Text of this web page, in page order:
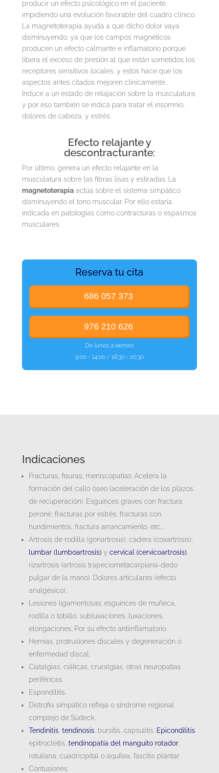
producir un efecto psicológico en el paciente,
impidiendo una evolución favorable del cuadro clínico.
La magnetoterapia ayuda a que dicho dolor vaya
disminuyendo, ya que los campos magnéticos
producen un efecto calmante e inflamatorio porque
libera el exceso de presión al que están sometidos los
receptores sensitivos locales, y estos hace que los
aspectos antes citados mejoren clínicamente.
Induce a un estado de relajación sobre la musculatura,
y por eso también se indica para tratar el insomnio,
dolores de cabeza, y estrés.
Efecto relajante y
descontracturante:
Por último, genera un efecto relajante en la
musculatura sobre las fibras lisas y estiradas. La
magnetoterapiaactúa sobre el sistema simpático
disminuyendo el tono muscular. Por ello estaría
indicada en patologías como contracturas o espasmos
musculares.
Reserva tu cita
686 057 373
976 210 626
De lunes a viernes
9:00 - 14:00 / 16:30 - 20:30
Indicaciones
Fracturas, fisuras, meniscopatías. Acelera la
formación del callo óseo (aceleración de los plazos
de recuperación). Esguinces graves con fractura
peroné, fracturas por estrés, fracturas con
hundimientos, fractura arrancamiento, etc….
Artrosis de rodilla (gonartrosis), cadera (coxartrosis),
lumbar (lumboartrosis)y cervical (cervicoartrosis),
rizartrosis (artrosis trapeciometacarpiana-dedo
pulgar de la mano). Dolores articulares (efecto
analgésico).
Lesiones ligamentosas: esguinces de muñeca,
rodilla o tobillo, subluxaciones, luxaciones,
elongaciones. Por su efecto antiinflamatorio.
Hernias, protrusiones discales y degeneración o
enfermedad discal.
Ciatalgias, ciáticas, cruralgias, otras neuropatías
periféricas.
Espondilitis.
Distrofia simpático refleja o síndrome regional
complejo de Südeck.
Tendinitis, tendinosis, bursitis, capsulitis. Epicondilitis,
epitrocleitis, tendinopatía del manguito rotador,
rotuliana, cuadricipital o aquílea, fascitis plantar.
Contusiones.